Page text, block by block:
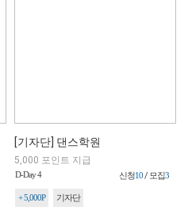
[기자단] 댄스학원
5,000 포인트 지급
D-Day 4 신청10/ 모집3
+ 5,000P 기자단